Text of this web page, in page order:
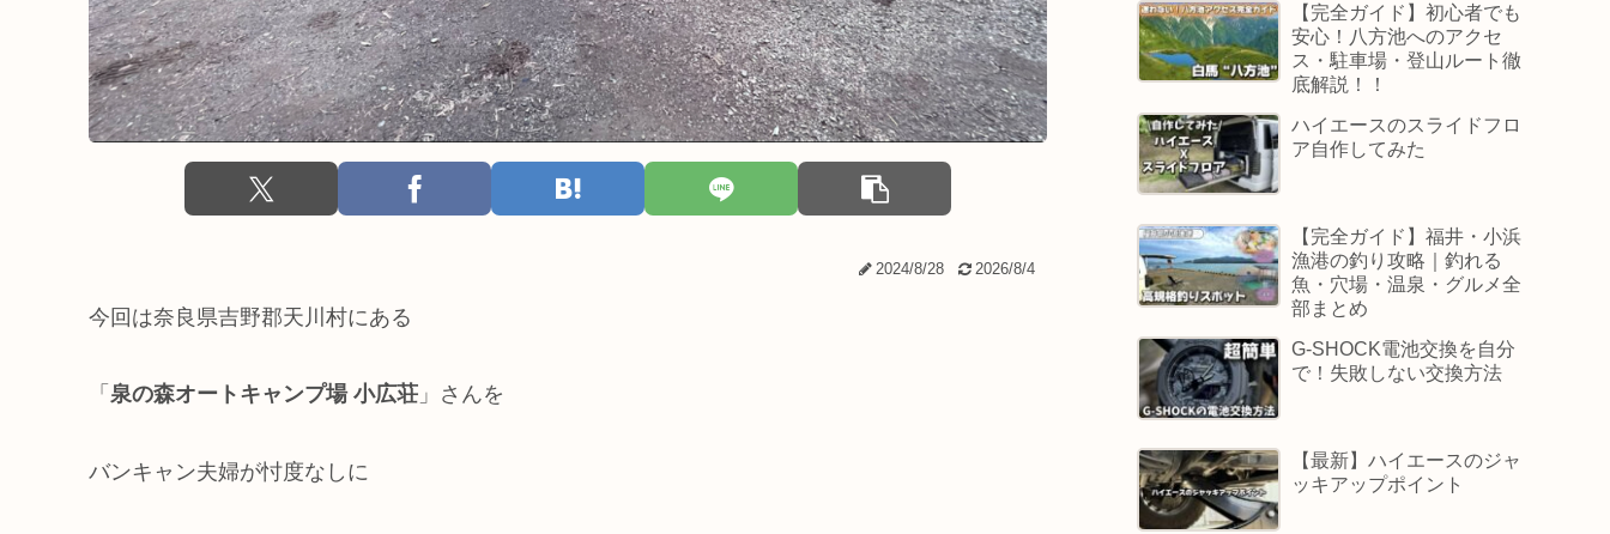
2024/8/28 2026/8/4
今回は奈良県吉野郡天川村にある
「 泉の森オートキャンプ場 小広荘 」さんを
バンキャン夫婦が忖度なしに
【完全ガイド】初心者でも
安心！八方池へのアクセ
ス・駐車場・登山ルート徹
底解説！！
ハイエースのスライドフロ
ア自作してみた
【完全ガイド】福井・小浜
漁港の釣り攻略｜釣れる
魚・穴場・温泉・グルメ全
部まとめ
G-SHOCK電池交換を自分
で！失敗しない交換方法
【最新】ハイエースのジャ
ッキアップポイント